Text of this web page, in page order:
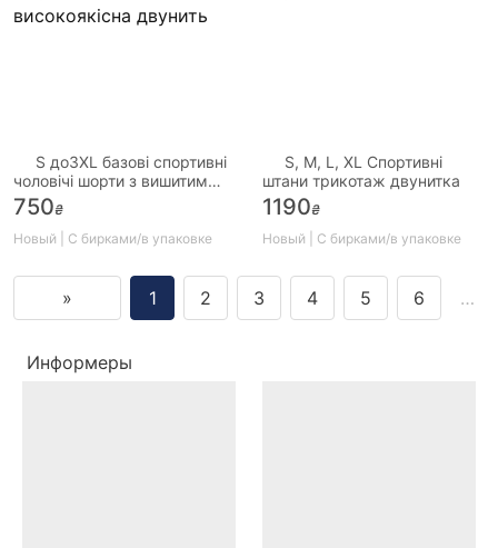
S до3XL базові спортивні
чоловічі шорти з вишитим
лого високоякісна двунить
750₴
Новый | С бирками/в упаковке
S, M, L, XL Спортивні
штани трикотаж двунитка
1190₴
Новый | С бирками/в упаковке
» 1 2 3 4 5 6 …
Информеры